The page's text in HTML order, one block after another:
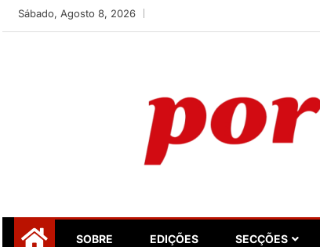
Skip
to
Sábado, Agosto 8, 2026
Portugalidade
SOBRE EDIÇÕES SECÇÕES